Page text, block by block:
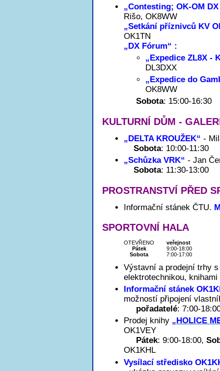
„Contesting; OK-OM
Rišo, OK8WW
„Setkání příznivců KV
OK1TN
„DX Fórum“ :
„Expedice ZL8X -
DL3DXX
„Expedice do
OK8WW
Sobota: 15:00-16:30
KULTURNÍ DŮM -
„DELTA KROUŽEK“ -
Sobota: 10:00-11:30
„Schůzka VRK“ - Jan
Sobota: 11:30-13:00
PROSTRANSTVÍ PŘED
Informační stánek ČTU.
SPORTOVNÍ HALA
OTEVŘENO
veřejnost
Pátek
9:00-18:00
Sobota
7:00-17:00
Výstavní a prodejní trhy
elektrotechnikou,
Informační stánek
možností připojení
pořadatelé: 7:00-
Prodej knihy „HOLICE
OK1VEY
Pátek: 9:00-18:00,
OK1KHL
Vysílací středisko